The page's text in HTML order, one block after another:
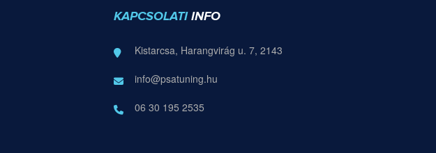
KAPCSOLATI INFO
Kistarcsa, Harangvirág u. 7, 2143
info@psatuning.hu
06 30 195 2535